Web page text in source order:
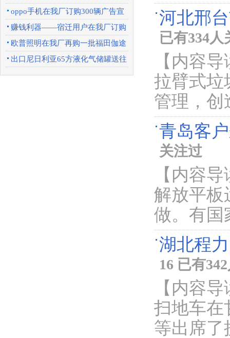
车圆满完成
oppo手机在我厂订购300辆广告宣
传车
赚钱利器——宿迁用户在我厂订购
一批东风天锦
欧普照明在我厂再购一批福田伽途
广告宣传车
出口尼日利亚65方液化气储罐送往
上海港口
河北邢
已有334
【内容
拉臂式垃
管理，创
青岛客
关注过
【内容
解放平板
做。有国
湖北程
16 已有
【内容
扫地车在
等出席了